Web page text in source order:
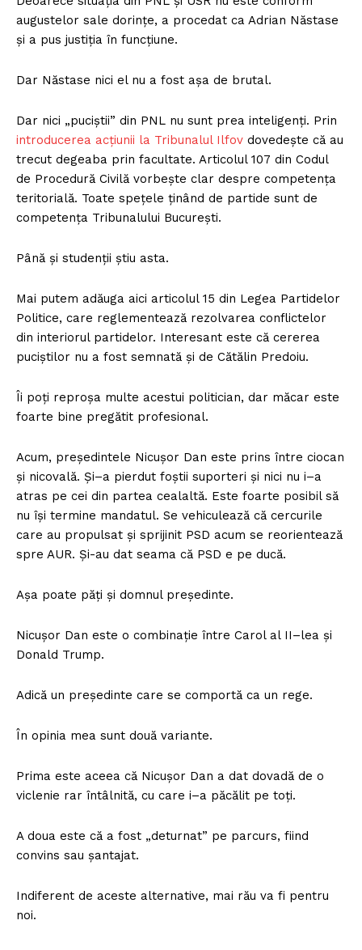
augustelor sale dorințe, a procedat ca Adrian Năstase
și a pus justiția în funcțiune.
Dar Năstase nici el nu a fost așa de brutal.
Dar nici „puciștii” din PNL nu sunt prea inteligenți. Prin
introducerea acțiunii la Tribunalul Ilfov dovedește că au
trecut degeaba prin facultate. Articolul 107 din Codul
de Procedură Civilă vorbește clar despre competența
teritorială. Toate spețele ținând de partide sunt de
competența Tribunalului București.
Până și studenții știu asta.
Mai putem adăuga aici articolul 15 din Legea Partidelor
Politice, care reglementează rezolvarea conflictelor
din interiorul partidelor. Interesant este că cererea
puciștilor nu a fost semnată și de Cătălin Predoiu.
Îi poți reproșa multe acestui politician, dar măcar este
foarte bine pregătit profesional.
Acum, președintele Nicușor Dan este prins între ciocan
și nicovală. Și–a pierdut foștii suporteri și nici nu i–a
atras pe cei din partea cealaltă. Este foarte posibil să
nu își termine mandatul. Se vehiculează că cercurile
care au propulsat și sprijinit PSD acum se reorientează
spre AUR. Și-au dat seama că PSD e pe ducă.
Așa poate păți și domnul președinte.
Nicușor Dan este o combinație între Carol al II–lea și
Donald Trump.
Adică un președinte care se comportă ca un rege.
În opinia mea sunt două variante.
Prima este aceea că Nicușor Dan a dat dovadă de o
viclenie rar întâlnită, cu care i–a păcălit pe toți.
A doua este că a fost „deturnat” pe parcurs, fiind
convins sau șantajat.
Indiferent de aceste alternative, mai rău va fi pentru
noi.